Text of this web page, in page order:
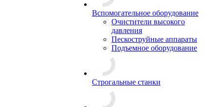
Вспомогательное оборудование
Очистители высокого
давления
Пескоструйные аппараты
Подъемное оборудование
Строгальные станки